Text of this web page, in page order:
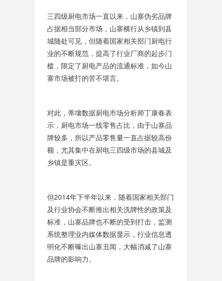
三四级厨电市场一直以来，山寨伪劣品牌
占据相当部分市场，山寨横行从乡镇到县
城随处可见，但随着国家相关部门厨电行
业的不断规范，提高了行业厂商的起步门
槛，限定了厨电产品的流通标准，如今山
寨市场被打的苦不堪言。
对此，蒂壤数据厨电市场分析师丁康春表
示，厨电市场一线零售占比，由于山寨品
牌较多，所以产品零售量一直占据较高份
额，尤其集中在厨电三四级市场的县城及
乡镇是重灾区。
但2014年下半年以来， 随着国家相关部门
及行业协会不断推出相关洗牌性的政策及
标准，山寨品牌也不断的受到打击，监测
系统整理业内媒体数据显示，行业信息透
明化不断曝出山寨丑闻，大幅消减了山寨
品牌的影响力。